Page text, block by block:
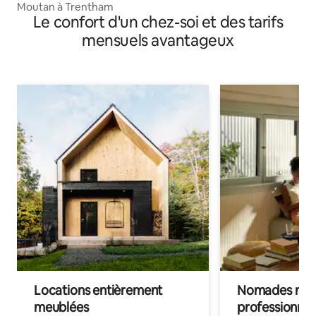
Moutan à Trentham
Le confort d'un chez-soi et des tarifs
mensuels avantageux
Locations entièrement
meublées
Nomades